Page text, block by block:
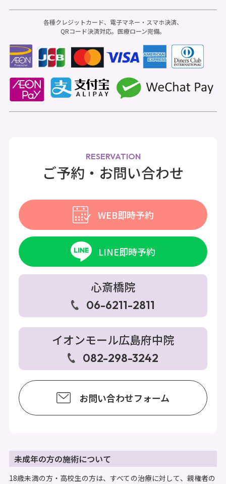
各種クレジットカード、電子マネー・スマホ決済、
QRコード決済対応。医療ローン完備。
RESERVATION
ご予約・お問い合わせ
LINE即時予約
WEB即時予約
心斎橋院
06-6211-2811
イオンモール広島府中院
082-298-3242
お問い合わせフォーム
未成年の方の施術について
18歳未満の方・高校生の方は、すべての治療に対して、親権者の